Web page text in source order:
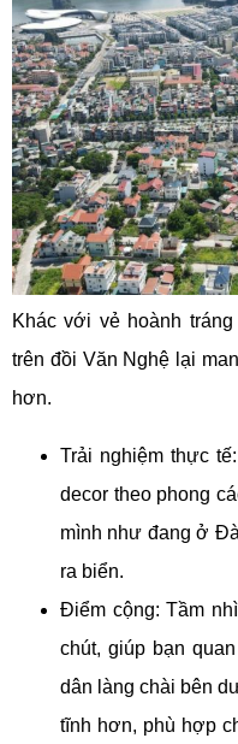
Khác với vẻ hoành
trên đồi Văn Nghệ lại
hơn.
Trải nghiệm thực
decor theo phong
mình như đang ở
ra biển.
Điểm cộng: Tầm
chút, giúp bạn
dân làng chài bên
tĩnh hơn, phù hợp